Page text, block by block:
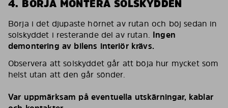
4. BÖRJA MONTERA SOLSKYDDEN
Börja i det djupaste hörnet av rutan och böj sedan in
solskyddet i resterande del av rutan. Ingen
demontering av bilens interiör krävs.
Observera att solskyddet går att böja hur mycket som
helst utan att den går sönder.
Var uppmärksam på eventuella utskärningar, kablar